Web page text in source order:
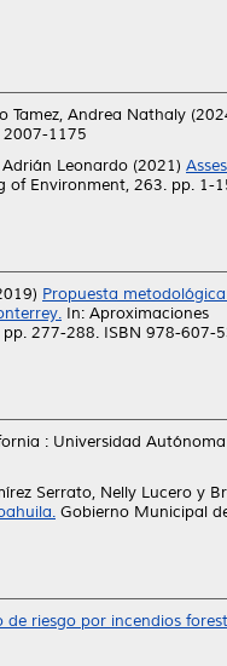
Tamez, Andrea Nathaly
2007-1175
Adrián Leonardo (2021)
of Environment, 263. pp. 1-
Propuesta
In: Aproximaciones
277-288. ISBN 978-607-
: Universidad
Serrato, Nelly Lucero y
Gobierno Municipal
riesgo por incendios